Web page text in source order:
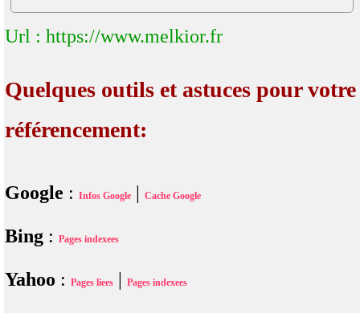
Url : https://www.melkior.fr
Quelques outils et astuces pour votre
référencement:
Google : Infos Google | Cache Google
Bing : Pages indexees
Yahoo : Pages liees | Pages indexees